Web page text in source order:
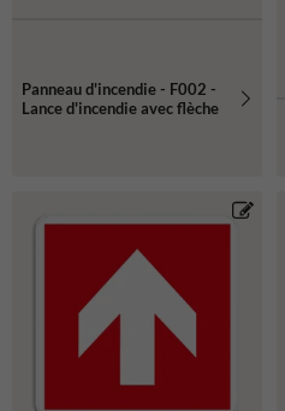
Panneau d'incendie - F002 -
Lance d'incendie avec flèche